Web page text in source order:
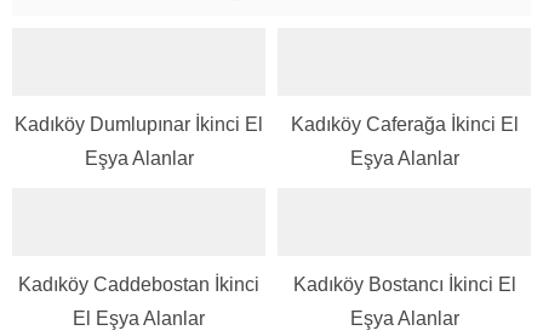
Kadıköy Dumlupınar İkinci El
Eşya Alanlar
Kadıköy Caferağa İkinci El
Eşya Alanlar
Kadıköy Caddebostan İkinci
El Eşya Alanlar
Kadıköy Bostancı İkinci El
Eşya Alanlar